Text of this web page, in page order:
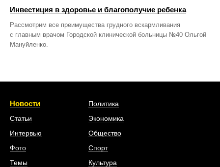
Инвестиция в здоровье и благополучие ребенка
Рассмотрим все преимущества грудного вскармливания
с главным врачом Городской клинической больницы №40 Ольгой
Мануйленко.
Новости
Статьи
Интервью
Фото
Темы
Политика
Экономика
Общество
Спорт
Культура